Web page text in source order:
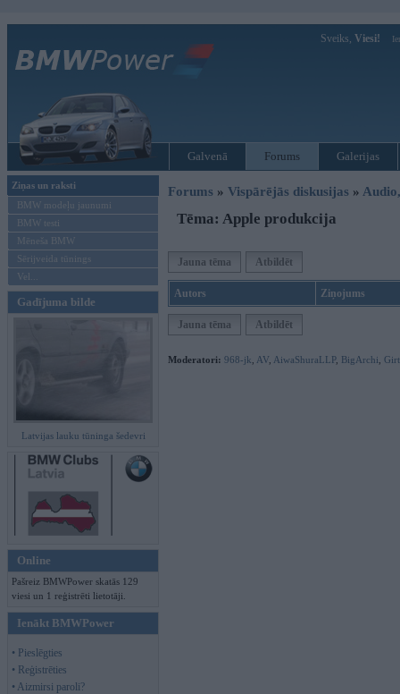
Sveiks, Viesi!
Galvenā Forums Galerijas
Ziņas un raksti
BMW modeļu jaunumi
BMW testi
Mēneša BMW
Sērijveida tūnings
Vel...
Gadījuma bilde
Latvijas lauku tūninga šedevri
Online
Pašreiz BMWPower skatās 129
viesi un 1 reģistrēti lietotāji.
Ienākt BMWPower
• Pieslēgties
• Reģistrēties
• Aizmirsi paroli?
Forums » Vispārējās diskusijas »
Tēma: Apple produkcija
Jauna tēma Atbildēt
Autors Ziņojums
Jauna tēma Atbildēt
Moderatori: 968-jk AV AiwaShuraLLP, BigArchi